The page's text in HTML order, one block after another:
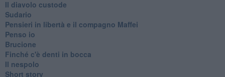
Il diavolo custode
Sudario
Pensieri in libertà e il compagno Maffei
Penso io
Brucione
Finché c'è denti in bocca
Il nespolo
Short story